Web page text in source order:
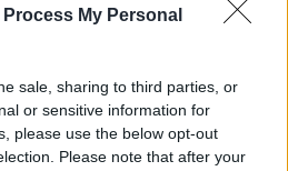
Process My Personal
sale, sharing to third parties, or
or sensitive information for
please use the below opt-out
Please note that after your
α' εξάμηνο, στα 550 εκατ.